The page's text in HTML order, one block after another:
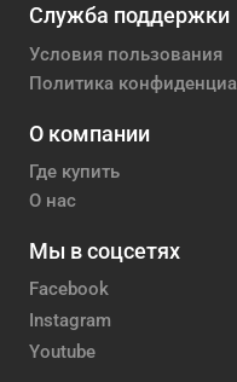
Служба поддержки
Условия пользования
Политика
О компании
Где купить
О нас
Мы в соцсетях
Facebook
Instagram
Youtube